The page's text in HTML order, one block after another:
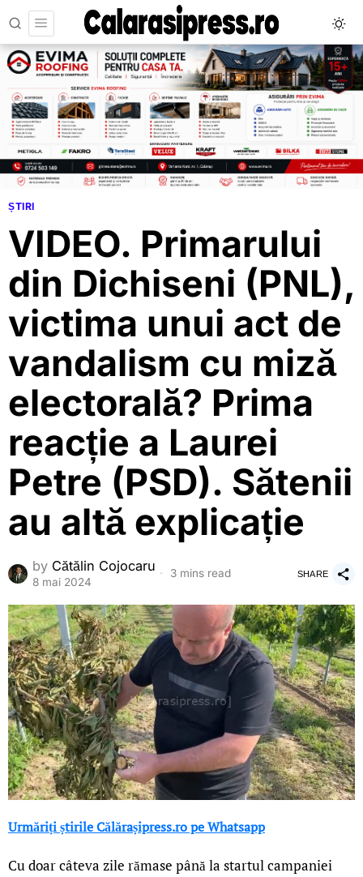
ȘTIRI
VIDEO. Primarului
din Dichiseni (PNL),
victima unui act de
vandalism cu miză
electorală? Prima
reacție a Laurei
Petre (PSD). Sătenii
au altă explicație
by Cătălin Cojocaru
8 mai 2024
3 mins read SHARE
Urmăriți știrile Călărașipress.ro pe Whatsapp
Cu doar câteva zile rămase până la startul campaniei